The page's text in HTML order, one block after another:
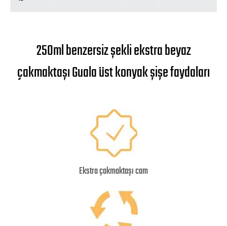
250ml benzersiz şekli ekstra beyaz
çakmaktaşı Guala üst konyak şişe faydaları
Ekstra çakmaktaşı cam